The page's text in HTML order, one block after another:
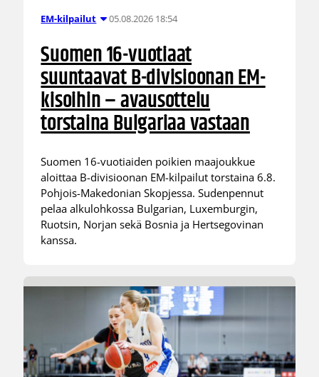
EM-kilpailut 05.08.2026 18:54
Suomen 16-vuotiaat
suuntaavat B-divisioonan EM-
kisoihin – avausottelu
torstaina Bulgariaa vastaan
Suomen 16-vuotiaiden poikien maajoukkue
aloittaa B-divisioonan EM-kilpailut torstaina 6.8.
Pohjois-Makedonian Skopjessa. Sudenpennut
pelaa alkulohkossa Bulgarian, Luxemburgin,
Ruotsin, Norjan sekä Bosnia ja Hertsegovinan
kanssa.